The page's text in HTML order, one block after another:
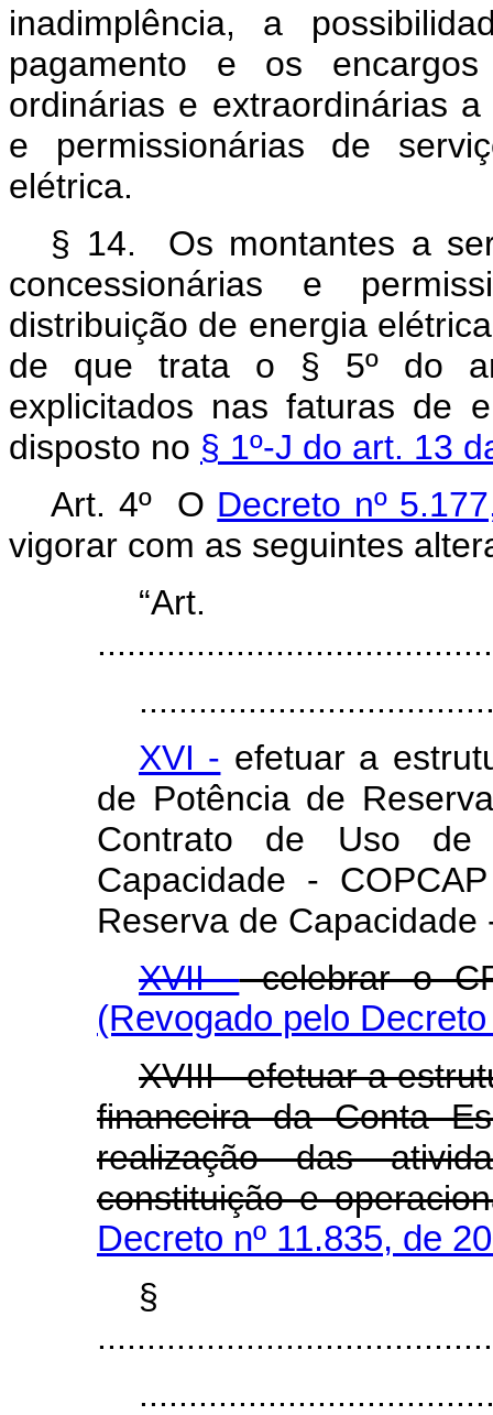
inadimplência, a
pagamento e os
ordinárias e extraordinárias
e permissionárias de
elétrica.
§ 14. Os montantes a
concessionárias e
distribuição de energia
de que trata o § 5º do
explicitados nas faturas de
disposto no § 1º-J do art. 13
Art. 4º O Decreto nº
vigorar com as seguintes
XVI - efetuar a
de Potência de
Contrato de Uso de
Capacidade -
Reserva de Capacidade
XVII -celebrar o
(Revogado pelo
XVIII - efetuar a
financeira da Conta
realização das
constituição e
Decreto nº 11.835, de
§